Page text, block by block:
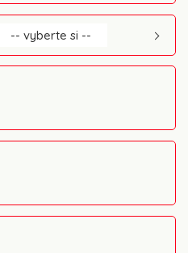
-- vyberte si --